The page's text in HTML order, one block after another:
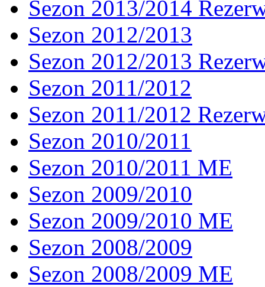
Sezon 2013/2014
Sezon 2012/2013
Sezon 2012/2013
Sezon 2011/2012
Sezon 2011/2012
Sezon 2010/2011
Sezon 2010/2011 ME
Sezon 2009/2010
Sezon 2009/2010 ME
Sezon 2008/2009
Sezon 2008/2009 ME